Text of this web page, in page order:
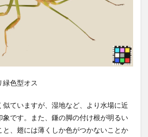
緑色型オス
似ていますが、湿地など、より水場に近
象です。また、鎌の脚の付け根が明るい
と、翅には薄くしか色がつかないことか